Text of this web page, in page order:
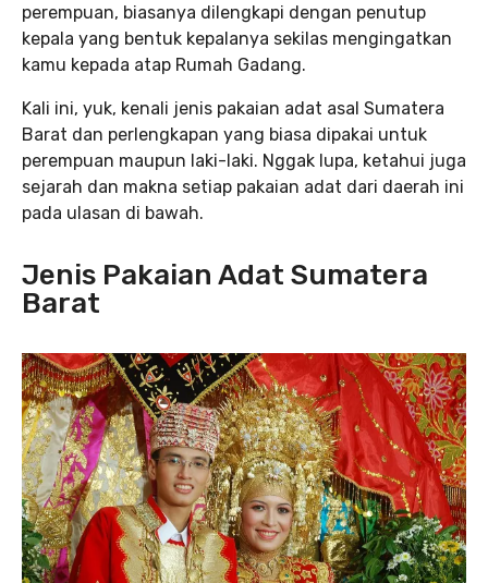
perempuan, biasanya dilengkapi dengan penutup
kepala yang bentuk kepalanya sekilas mengingatkan
kamu kepada atap Rumah Gadang.
Kali ini, yuk, kenali jenis pakaian adat asal Sumatera
Barat dan perlengkapan yang biasa dipakai untuk
perempuan maupun laki-laki. Nggak lupa, ketahui juga
sejarah dan makna setiap pakaian adat dari daerah ini
pada ulasan di bawah.
Jenis Pakaian Adat Sumatera
Barat